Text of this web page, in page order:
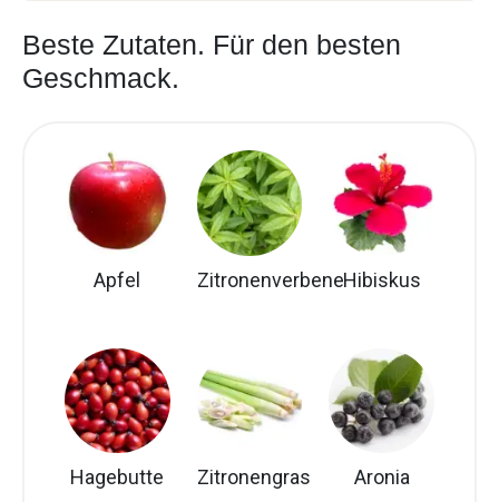
Beste Zutaten. Für den besten
Geschmack.
Apfel ZitronenverbeneHibiskus
Hagebutte Zitronengras Aronia